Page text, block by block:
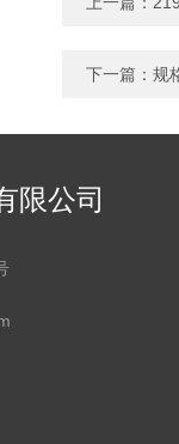
下一篇： 规
限公司